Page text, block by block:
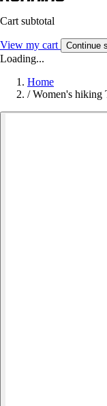
Cart subtotal
View my cart Continue
Loading...
Home
/ Women's hiking